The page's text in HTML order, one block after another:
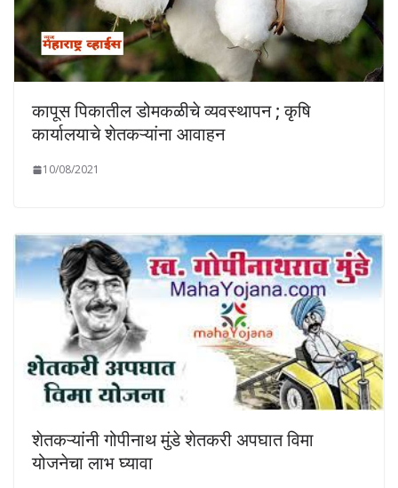
कापूस पिकातील डोमकळीचे व्यवस्थापन ; कृषि
कार्यालयाचे शेतकऱ्यांना आवाहन
10/08/2021
शेतकऱ्यांनी गोपीनाथ मुंडे शेतकरी अपघात विमा
योजनेचा लाभ घ्यावा